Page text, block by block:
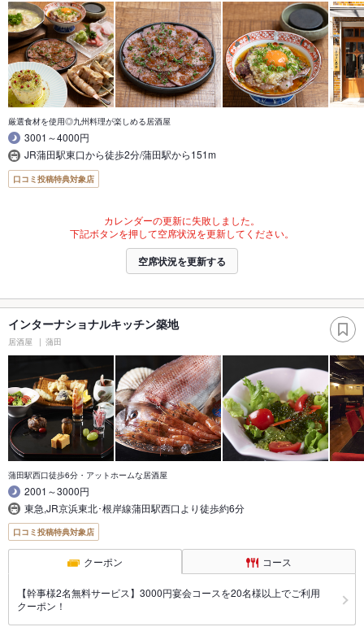
厳選食材を使用◎九州料理が楽しめる居酒屋
3001～4000円
JR蒲田駅東口から徒歩2分/蒲田駅から151m
口コミ投稿特典対象店
カレンダーの更新に失敗しました。
下記ボタンを押して空席状況を更新してください。
空席状況を更新する
インターナショナルキッチン築地
居酒屋 蒲田
蒲田駅西口徒歩6分・アットホームな居酒屋
2001～3000円
東急,JR京浜東北･根岸線蒲田駅西口より徒歩約6分
口コミ投稿特典対象店
クーポン コース
【幹事様2名無料サービス】3000円宴会コースを20名様以上でご利用
クーポン！